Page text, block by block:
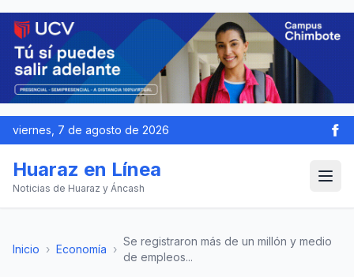
viernes, 7 de agosto de 2026
Huaraz en Línea
Noticias de Huaraz y Áncash
Inicio › Economía ›
Se registraron más de un millón y medio
de empleos...